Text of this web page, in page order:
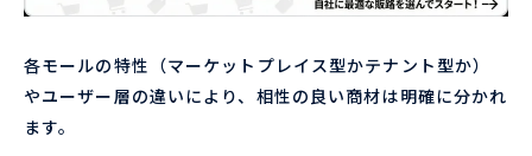
各モールの特性（マーケットプレイス型かテナント型か）
やユーザー層の違いにより、相性の良い商材は明確に分かれ
ます。